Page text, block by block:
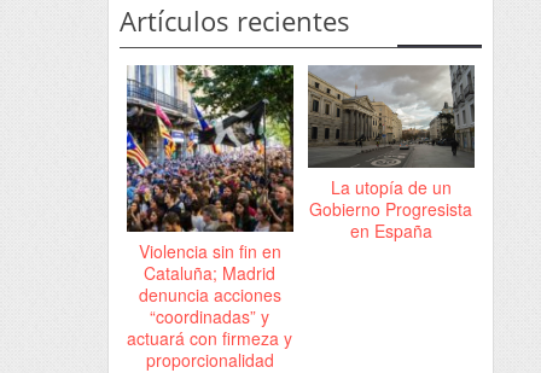
Artículos recientes
Violencia sin fin en
Cataluña; Madrid
denuncia acciones
“coordinadas” y
actuará con firmeza y
proporcionalidad
La utopía de un
Gobierno Progresista
en España